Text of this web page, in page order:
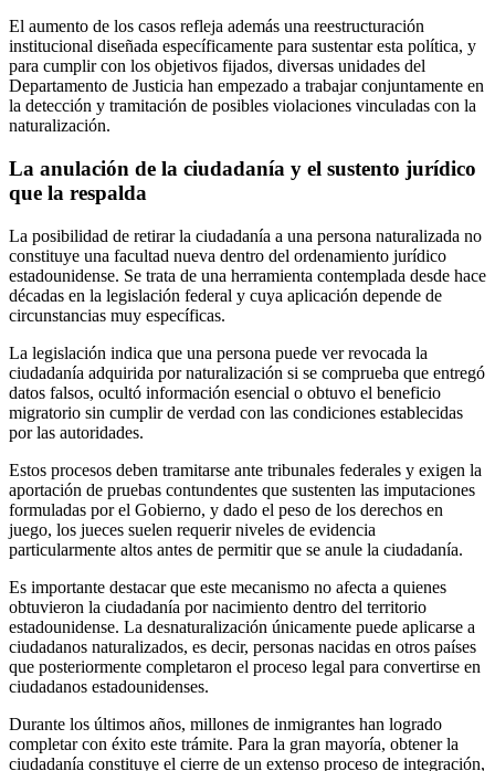
El aumento de los casos refleja además una reestructuración
institucional diseñada específicamente para sustentar esta política, y
para cumplir con los objetivos fijados, diversas unidades del
Departamento de Justicia han empezado a trabajar conjuntamente en
la detección y tramitación de posibles violaciones vinculadas con la
naturalización.
La anulación de la ciudadanía y el sustento jurídico
que la respalda
La posibilidad de retirar la ciudadanía a una persona naturalizada no
constituye una facultad nueva dentro del ordenamiento jurídico
estadounidense. Se trata de una herramienta contemplada desde hace
décadas en la legislación federal y cuya aplicación depende de
circunstancias muy específicas.
La legislación indica que una persona puede ver revocada la
ciudadanía adquirida por naturalización si se comprueba que entregó
datos falsos, ocultó información esencial o obtuvo el beneficio
migratorio sin cumplir de verdad con las condiciones establecidas
por las autoridades.
Estos procesos deben tramitarse ante tribunales federales y exigen la
aportación de pruebas contundentes que sustenten las imputaciones
formuladas por el Gobierno, y dado el peso de los derechos en
juego, los jueces suelen requerir niveles de evidencia
particularmente altos antes de permitir que se anule la ciudadanía.
Es importante destacar que este mecanismo no afecta a quienes
obtuvieron la ciudadanía por nacimiento dentro del territorio
estadounidense. La desnaturalización únicamente puede aplicarse a
ciudadanos naturalizados, es decir, personas nacidas en otros países
que posteriormente completaron el proceso legal para convertirse en
ciudadanos estadounidenses.
Durante los últimos años, millones de inmigrantes han logrado
completar con éxito este trámite. Para la gran mayoría, obtener la
ciudadanía constituye el cierre de un extenso proceso de integración,